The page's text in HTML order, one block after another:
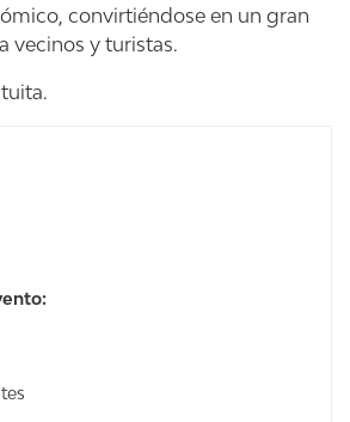
convirtiéndose en un gran
vecinos y turistas.